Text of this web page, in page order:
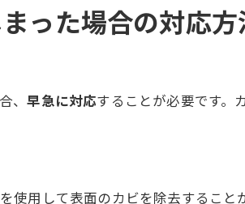
った場合の対応方
、早急に対応することが必要です。
を使用して表面のカビを除去すること